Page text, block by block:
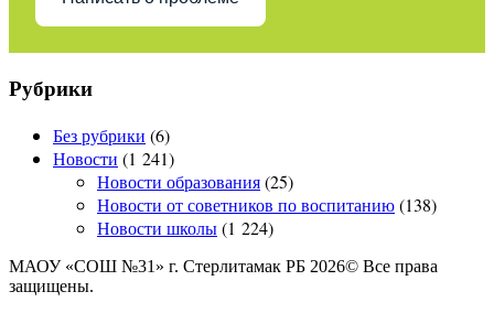
Рубрики
Без рубрики (6)
Новости (1 241)
Новости образования(25)
Новости от советников по воспитанию(138)
Новости школы(1 224)
МАОУ «СОШ №31» г. Стерлитамак РБ 2026© Все права
защищены.